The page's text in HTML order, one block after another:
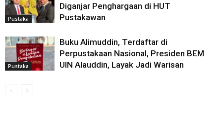
Pustaka
Diganjar Penghargaan di HUT
Pustakawan
Pustaka
Buku Alimuddin, Terdaftar di
Perpustakaan Nasional, Presiden BEM
UIN Alauddin, Layak Jadi Warisan